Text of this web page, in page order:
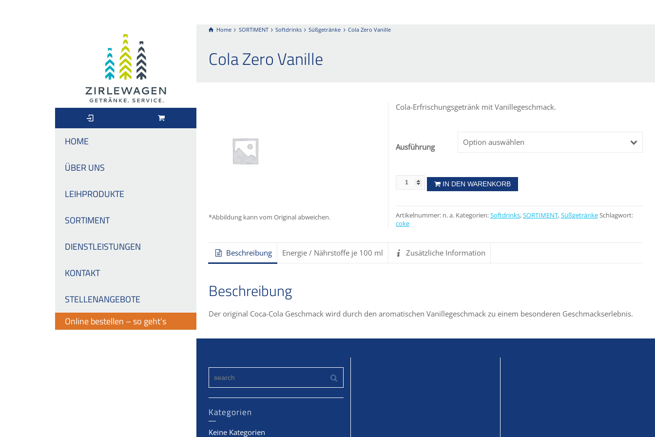
HOME
ÜBER UNS
LEIHPRODUKTE
SORTIMENT
DIENSTLEISTUNGEN
KONTAKT
STELLENANGEBOTE
Online bestellen – so geht’s
Home SORTIMENT Softdrinks Süßgetränke Cola Zero Vanille
Cola Zero Vanille
*Abbildung kann vom Original abweichen.
Cola-Erfrischungsgetränk mit Vanillegeschmack.
Ausführung Option auswählen
IN DEN WARENKORB
Artikelnummer: n. a. Kategorien:Softdrinks,SORTIMENT,SüßgetränkeSchlagwort:
coke
Beschreibung Energie / Nährstoffe je 100 ml Zusätzliche Information
Beschreibung
Der original Coca-Cola Geschmack wird durch den aromatischen Vanillegeschmack zu einem besonderen Geschmackserlebnis.
Kategorien
Keine Kategorien